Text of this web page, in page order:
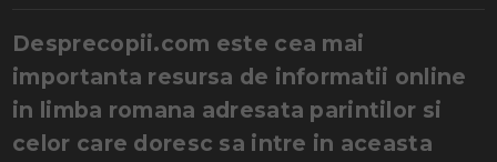
Desprecopii.com este cea mai
importanta resursa de informatii online
in limba romana adresata parintilor si
celor care doresc sa intre in aceasta